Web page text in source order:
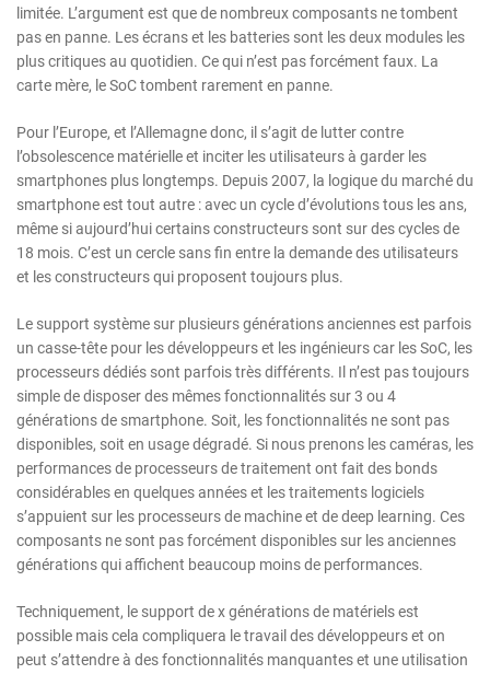
limitée. L’argument est que de nombreux composants ne tombent
pas en panne. Les écrans et les batteries sont les deux modules les
plus critiques au quotidien. Ce qui n’est pas forcément faux. La
carte mère, le SoC tombent rarement en panne.
Pour l’Europe, et l’Allemagne donc, il s’agit de lutter contre
l’obsolescence matérielle et inciter les utilisateurs à garder les
smartphones plus longtemps. Depuis 2007, la logique du marché du
smartphone est tout autre : avec un cycle d’évolutions tous les ans,
même si aujourd’hui certains constructeurs sont sur des cycles de
18 mois. C’est un cercle sans fin entre la demande des utilisateurs
et les constructeurs qui proposent toujours plus.
Le support système sur plusieurs générations anciennes est parfois
un casse-tête pour les développeurs et les ingénieurs car les SoC, les
processeurs dédiés sont parfois très différents. Il n’est pas toujours
simple de disposer des mêmes fonctionnalités sur 3 ou 4
générations de smartphone. Soit, les fonctionnalités ne sont pas
disponibles, soit en usage dégradé. Si nous prenons les caméras, les
performances de processeurs de traitement ont fait des bonds
considérables en quelques années et les traitements logiciels
s’appuient sur les processeurs de machine et de deep learning. Ces
composants ne sont pas forcément disponibles sur les anciennes
générations qui affichent beaucoup moins de performances.
Techniquement, le support de x générations de matériels est
possible mais cela compliquera le travail des développeurs et on
peut s’attendre à des fonctionnalités manquantes et une utilisation